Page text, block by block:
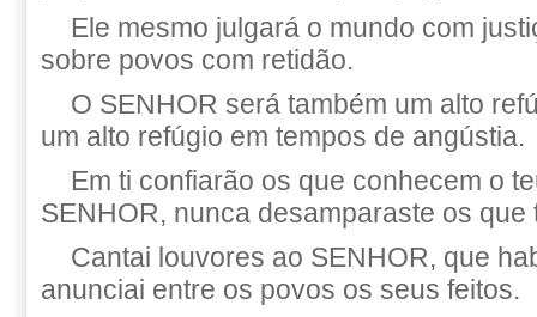
Ele mesmo julgará o mundo com
sobre povos com retidão.
O SENHOR será também um alto
um alto refúgio em tempos de angústia.
Em ti confiarão os que conhecem o
SENHOR, nunca desamparaste os que
Cantai louvores ao SENHOR, que
anunciai entre os povos os seus feitos.